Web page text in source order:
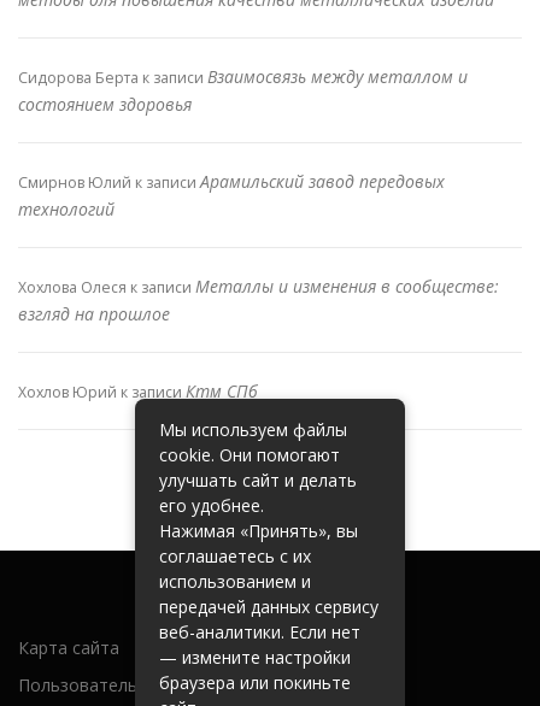
Сидорова Берта к записи Взаимосвязь между металлом и
состоянием здоровья
Смирнов Юлий к записиАрамильский завод передовых
технологий
Хохлова Олеся к записи Металлы и изменения в сообществе:
взгляд на прошлое
Хохлов Юрий к записи Ктм СПб
Карта сайта
Пользовательское соглашение
Мы используем файлы
cookie. Они помогают
улучшать сайт и делать
его удобнее.
Нажимая «Принять», вы
соглашаетесь с их
использованием и
передачей данных сервису
веб-аналитики. Если нет
— измените настройки
браузера или покиньте